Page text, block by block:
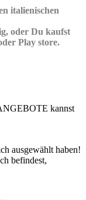
italienischen
oder Du kaufst
Play store.
kannst
ausgewählt haben!
befindest,